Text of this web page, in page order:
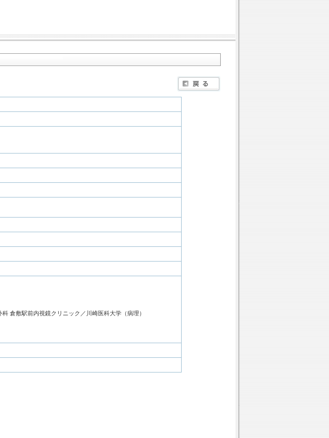
倉敷駅前内視鏡クリニック／川崎医科大学（病理）